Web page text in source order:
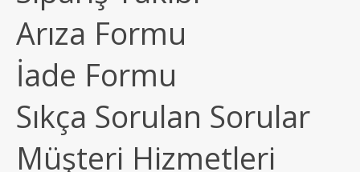
Arıza Formu
İade Formu
Sıkça Sorulan Sorular
Müşteri Hizmetleri